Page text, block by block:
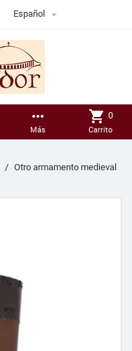
Español 
more_horiz
Más
shopping_cart 0
Carrito
Otro armamento medieval